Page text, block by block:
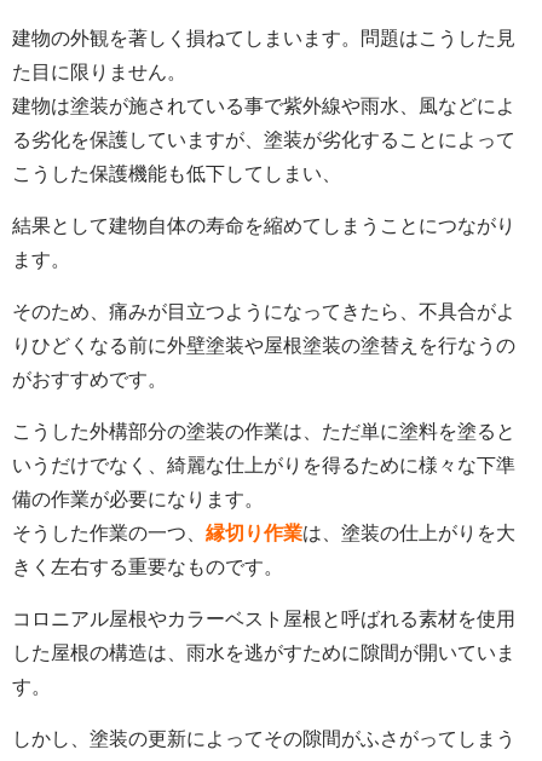
建物の外観を著しく損ねてしまいます。問題はこうした見
た目に限りません。
建物は塗装が施されている事で紫外線や雨水、風などによ
る劣化を保護していますが、塗装が劣化することによって
こうした保護機能も低下してしまい、
結果として建物自体の寿命を縮めてしまうことにつながり
ます。
そのため、痛みが目立つようになってきたら、不具合がよ
りひどくなる前に外壁塗装や屋根塗装の塗替えを行なうの
がおすすめです。
こうした外構部分の塗装の作業は、ただ単に塗料を塗ると
いうだけでなく、綺麗な仕上がりを得るために様々な下準
備の作業が必要になります。
そうした作業の一つ、 縁切り作業は、塗装の仕上がりを大
きく左右する重要なものです。
コロニアル屋根やカラーベスト屋根と呼ばれる素材を使用
した屋根の構造は、雨水を逃がすために隙間が開いていま
す。
しかし、塗装の更新によってその隙間がふさがってしまう